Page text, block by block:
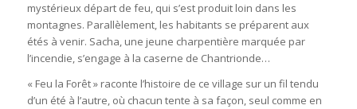
mystérieux départ de feu, qui s’est produit loin dans les
montagnes. Parallèlement, les habitants se préparent aux
étés à venir. Sacha, une jeune charpentière marquée par
l’incendie, s’engage à la caserne de Chantrionde…
« Feu la Forêt » raconte l’histoire de ce village sur un fil tendu
d’un été à l’autre, où chacun tente à sa façon, seul comme en